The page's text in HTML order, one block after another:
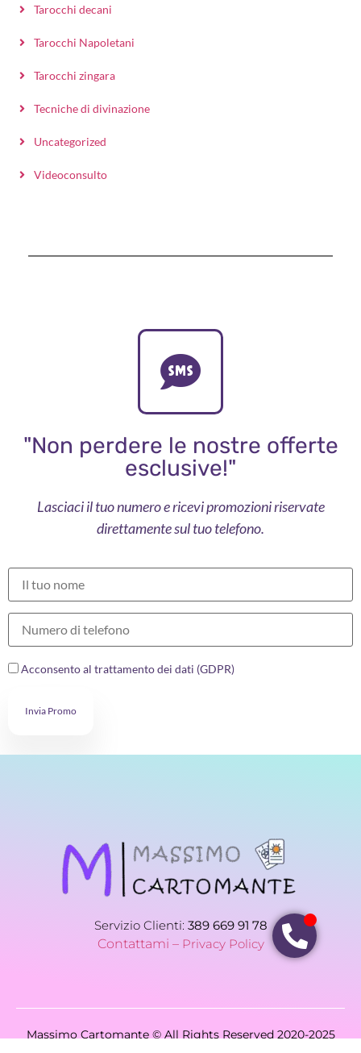
Tarocchi decani
Tarocchi Napoletani
Tarocchi zingara
Tecniche di divinazione
Uncategorized
Videoconsulto
"Non perdere le nostre offerte
esclusive!"
Lasciaci il tuo numero e ricevi promozioni riservate
direttamente sul tuo telefono.
Acconsento al trattamento dei dati (GDPR)
Invia Promo
Servizio Clienti: 389 669 91 78
Contattami – Privacy Policy
Massimo Cartomante © All Rights Reserved 2020-2025